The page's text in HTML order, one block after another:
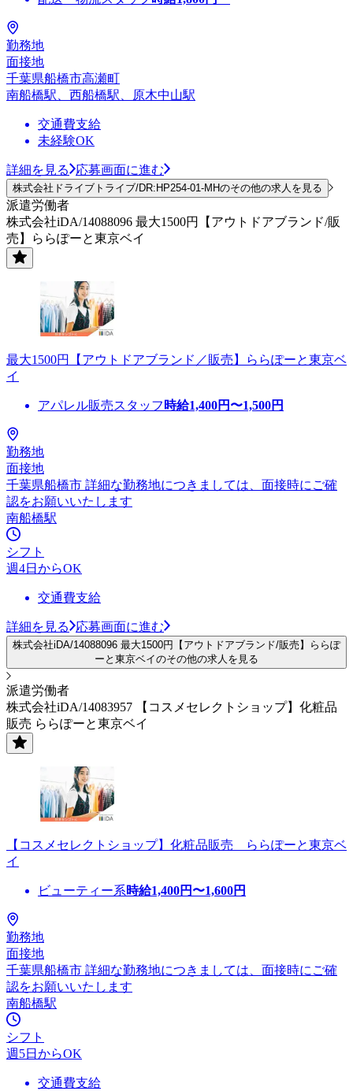
勤務地
面接地
千葉県船橋市高瀬町
南船橋駅、西船橋駅、原木中山駅
交通費支給
未経験OK
詳細を見る 応募画面に進む
株式会社ドライブトライブ/DR:HP254-01-MHのその他の求人を見る
派遣労働者
株式会社iDA/14088096 最大1500円【アウトドアブランド/販
売】ららぽーと東京ベイ
最大1500円【アウトドアブランド／販売】ららぽーと東京ベ
イ
アパレル販売スタッフ 時給1,400円〜1,500円
勤務地
面接地
千葉県船橋市 詳細な勤務地につきましては、面接時にご確
認をお願いいたします
南船橋駅
シフト
週4日からOK
交通費支給
詳細を見る 応募画面に進む
株式会社iDA/14088096 最大1500円【アウトドアブランド/販売】ららぽ
ーと東京ベイのその他の求人を見る
派遣労働者
株式会社iDA/14083957 【コスメセレクトショップ】化粧品
販売 ららぽーと東京ベイ
【コスメセレクトショップ】化粧品販売 ららぽーと東京ベ
イ
ビューティー系時給1,400円〜1,600円
勤務地
面接地
千葉県船橋市 詳細な勤務地につきましては、面接時にご確
認をお願いいたします
南船橋駅
シフト
週5日からOK
交通費支給